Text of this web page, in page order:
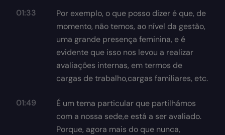
01:33
Por exemplo, o que posso dizer é que, de
momento, não temos, ao nível da gestão,
uma grande presença feminina, e é
evidente que isso nos levou a realizar
avaliações internas, em termos de
cargas de trabalho,cargas familiares, etc.
01:49
É um tema particular que partilhámos
com a nossa sede,e está a ser avaliado.
Porque, agora mais do que nunca,